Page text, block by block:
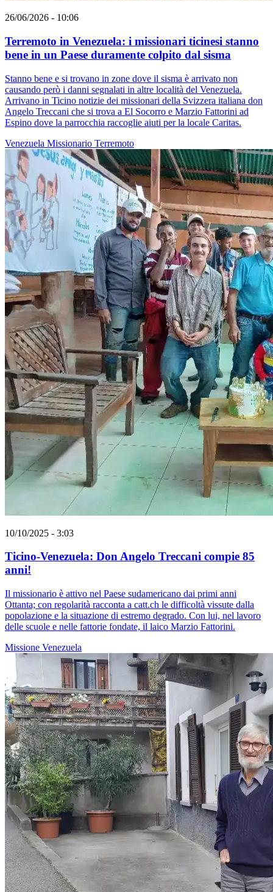
26/06/2026 - 10:06
Terremoto in Venezuela: i missionari ticinesi stanno
bene in un Paese duramente colpito dal sisma
Stanno bene e si trovano in zone dove il sisma è arrivato non
causando però i danni segnalati in altre località del Venezuela.
Arrivano in Ticino notizie dei missionari della Svizzera italiana don
Angelo Treccani che si trova a El Socorro e Marzio Fattorini ad
Espino dove la parrocchia raccoglie aiuti per la locale Caritas.
Venezuela Missionario Terremoto
10/10/2025 - 3:03
Ticino-Venezuela: Don Angelo Treccani compie 85
anni!
Il missionario è attivo nel Paese sudamericano dai primi anni
Ottanta; con regolarità racconta a catt.ch le difficoltà vissute dalla
popolazione e la situazione di estremo degrado. Con lui, nel lavoro
delle scuole e nelle fattorie fondate, il laico Marzio Fattorini.
Missione Venezuela